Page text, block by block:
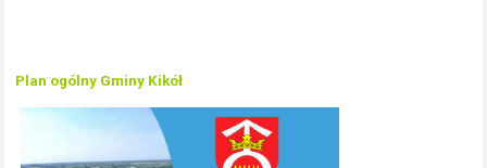
Plan ogólny Gminy Kikół